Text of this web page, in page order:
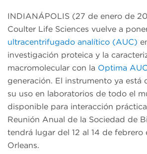
INDIANÁPOLIS (27 de enero de
Coulter Life Sciences vuelve a
ultracentrifugado analítico (AUC)
investigación proteica y la
macromolecular con la Optima AUC
generación. El instrumento ya está
su uso en laboratorios de todo el
disponible para interacción práctica
Reunión Anual de la Sociedad de
tendrá lugar del 12 al 14 de febrero
Orleans.